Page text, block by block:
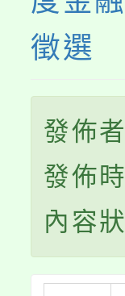
徵選
發佈
發佈
內容